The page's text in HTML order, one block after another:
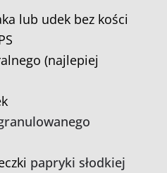
lub udek bez kości
(najlepiej
papryki słodkiej